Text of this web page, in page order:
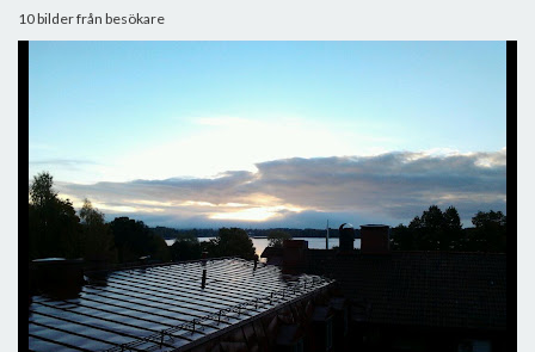
10 bilder från besökare